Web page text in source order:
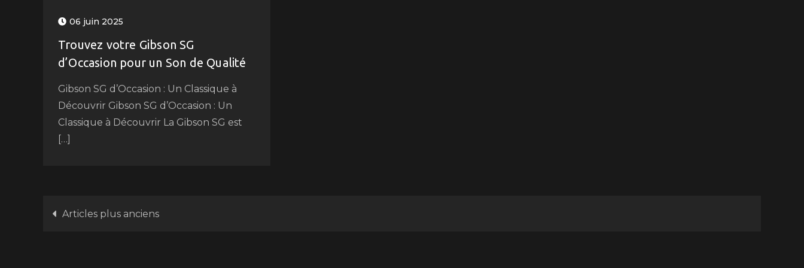
06 juin 2025
Trouvez votre Gibson SG
d’Occasion pour un Son de Qualité
Gibson SG d’Occasion : Un Classique à
Découvrir Gibson SG d’Occasion : Un
Classique à Découvrir La Gibson SG est
[…]
Navigation
Articles plus anciens